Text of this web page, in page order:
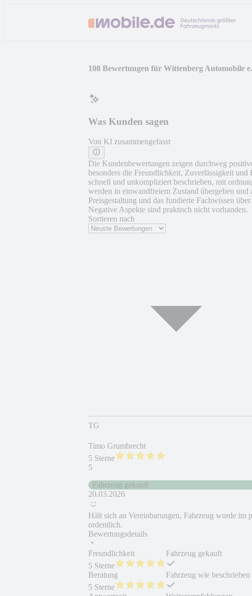
108 Bewertungen für Wittenberg Automobile
Was Kunden sagen
Von KI zusammengefasst
Die Kundenbewertungen zeigen durchweg
besonders die Freundlichkeit, Zuverlässigkeit
schnell und unkompliziert beschrieben, mit
werden in einwandfreiem Zustand übergeben
Preisgestaltung und das fundierte Fachwissen
Negative Aspekte sind praktisch nicht vorhanden.
Sortieren nach
TG
Timo Grumbrecht
5 Sterne
5
Fahrzeug gekauft
20.03.2026
Hält sich an Vereinbarungen, Fahrzeug wurde im
ordentlich.
Bewertungsdetails
Freundlichkeit
5 Sterne
Beratung
5 Sterne
Fahrzeug gekauft
Fahrzeug wie beschrieben